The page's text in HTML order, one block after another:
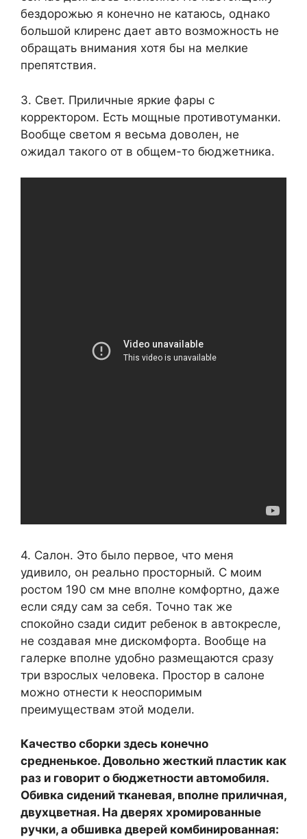
бездорожью я конечно не катаюсь, однако
большой клиренс дает авто возможность не
обращать внимания хотя бы на мелкие
препятствия.
3. Свет. Приличные яркие фары с
корректором. Есть мощные противотуманки.
Вообще светом я весьма доволен, не
ожидал такого от в общем-то бюджетника.
4. Салон. Это было первое, что меня
удивило, он реально просторный. С моим
ростом 190 см мне вполне комфортно, даже
если сяду сам за себя. Точно так же
спокойно сзади сидит ребенок в автокресле,
не создавая мне дискомфорта. Вообще на
галерке вполне удобно размещаются сразу
три взрослых человека. Простор в салоне
можно отнести к неоспоримым
преимуществам этой модели.
Качество сборки здесь конечно
средненькое. Довольно жесткий пластик как
раз и говорит о бюджетности автомобиля.
Обивка сидений тканевая, вполне приличная,
двухцветная. На дверях хромированные
ручки, а обшивка дверей комбинированная: